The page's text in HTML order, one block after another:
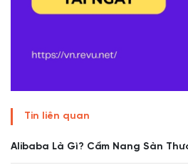
Tin liên quan
Alibaba Là Gì? Cẩm Nang Sàn